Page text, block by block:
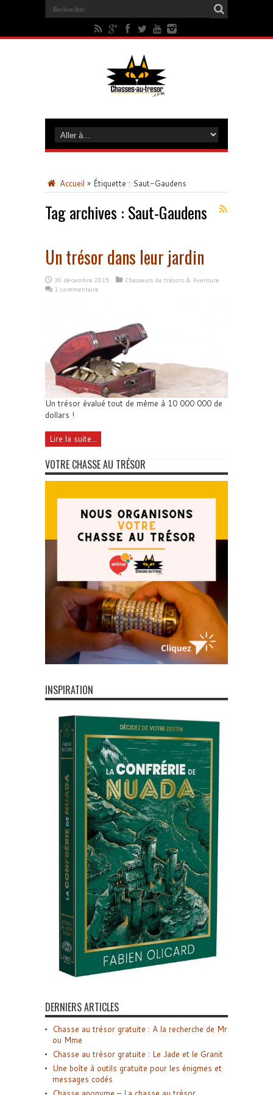
Accueil » Étiquette : Saut-Gaudens
Tag archives : Saut-Gaudens
Un trésor dans leur jardin
30 décembre 2015
Chasseurs de trésors & Aventure
1 commentaire
Un trésor évalué tout de même à 10 000 000 de
dollars !
Lire la suite...
VOTRE CHASSE AU TRÉSOR
INSPIRATION
DERNIERS ARTICLES
Chasse au trésor gratuite : A la recherche de Mr
ou Mme
Chasse au trésor gratuite : Le Jade et le Granit
Une boîte à outils gratuite pour les énigmes et
messages codés